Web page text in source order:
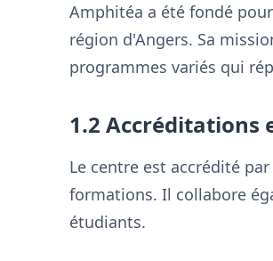
Amphitéa a été fondé
région d'Angers. Sa
programmes variés qui
1.2 Accréditations
Le centre est accrédité
formations. Il collabore
étudiants.